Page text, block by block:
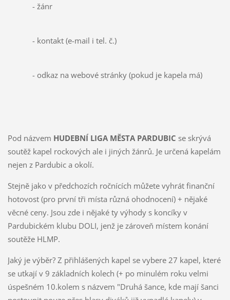
- žánr
- kontakt (e-mail i tel. č.)
- odkaz na webové stránky (pokud je kapela má)
Pod názvem HUDEBNÍ LIGA MĚSTA PARDUBIC se skrývá
soutěž kapel rockových ale i jiných žánrů. Je určená kapelám
nejen z Pardubic a okolí.
Stejně jako v předchozích ročnících můžete vyhrát finanční
hotovost (pro první tři místa různá ohodnocení) + nějaké
věcné ceny. Jsou zde i nějaké ty výhody s koncíky v
Pardubickém klubu DOLI, jenž je zároveň místem konání
soutěže HLMP.
Jaký je výběr? Z přihlášených kapel se vybere 27 kapel, které
se utkají v 9 základních kolech (+ po minulém roku velmi
úspešném 10.kolem s názvem "Druhá šance, kde mají šanci